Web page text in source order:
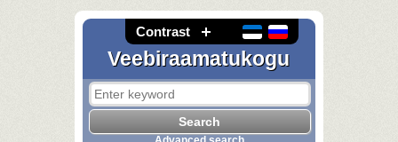
Contrast
Veebiraamatukogu